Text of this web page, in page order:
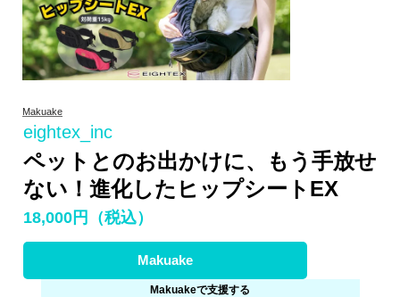
Makuake
eightex_inc
ペットとのお出かけに、もう手放せ
ない！進化したヒップシートEX
18,000円（税込）
Makuake
Makuakeで支援する